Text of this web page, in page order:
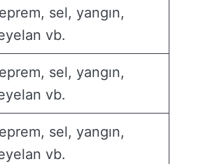
sel, yangın,
vb.
sel, yangın,
vb.
sel, yangın,
vb.